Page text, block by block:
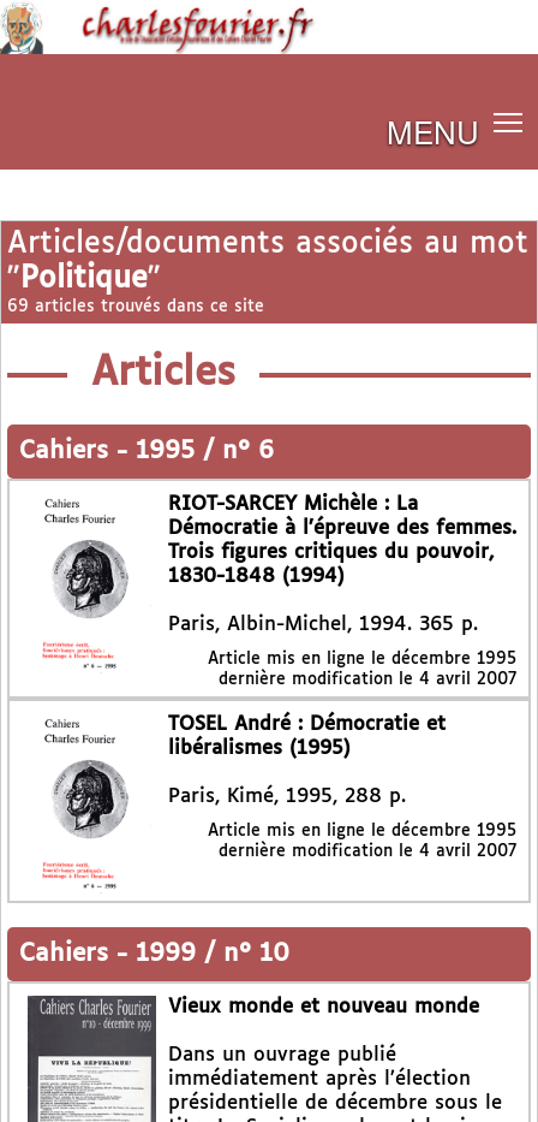
MENU
Articles/documents associés au mot
" Politique"
69 articles trouvés dans ce site
Articles
Cahiers - 1995 / n° 6
RIOT-SARCEY Michèle : La
Démocratie à l’épreuve des femmes.
Trois figures critiques du pouvoir,
1830-1848 (1994)
Paris, Albin-Michel, 1994. 365 p.
Article mis en ligne le décembre 1995
dernière modification le 4 avril 2007
TOSEL André : Démocratie et
libéralismes (1995)
Paris, Kimé, 1995, 288 p.
Article mis en ligne le décembre 1995
dernière modification le 4 avril 2007
Cahiers - 1999 / n° 10
Vieux monde et nouveau monde
Dans un ouvrage publié
immédiatement après l’élection
présidentielle de décembre sous le